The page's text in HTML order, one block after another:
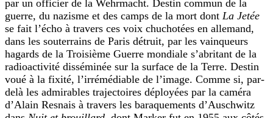
par un officier de la Wehrmacht. Destin commun de la
guerre, du nazisme et des camps de la mort dont La Jetée
se fait l’écho à travers ces voix chuchotées en allemand,
dans les souterrains de Paris détruit, par les vainqueurs
hagards de la Troisième Guerre mondiale s’abritant de la
radioactivité disséminée sur la surface de la Terre. Destin
voué à la fixité, l’irrémédiable de l’image. Comme si, par-
delà les admirables trajectoires déployées par la caméra
d’Alain Resnais à travers les baraquements d’Auschwitz